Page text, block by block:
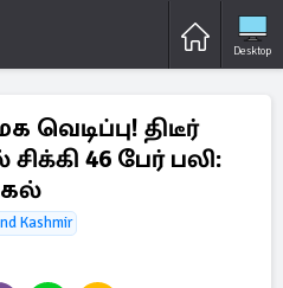
Desktop
வெடிப்பு! திடீர்
46 பேர் பலி:
Kashmir